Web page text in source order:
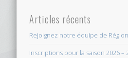
Articles récents
Rejoignez notre équipe de
Inscriptions pour la saison 2026 –